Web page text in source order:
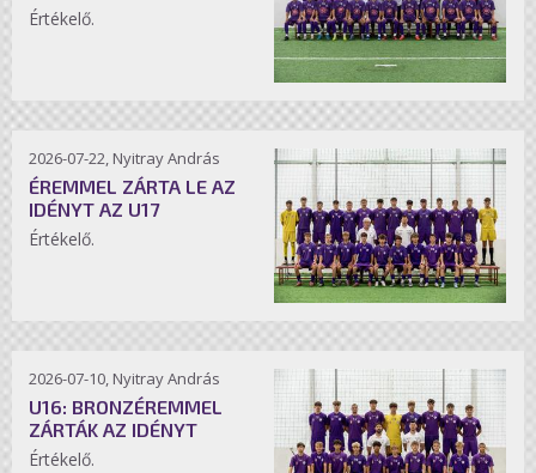
Értékelő.
2026-07-22, Nyitray András
ÉREMMEL ZÁRTA LE AZ
IDÉNYT AZ U17
Értékelő.
2026-07-10, Nyitray András
U16: BRONZÉREMMEL
ZÁRTÁK AZ IDÉNYT
Értékelő.